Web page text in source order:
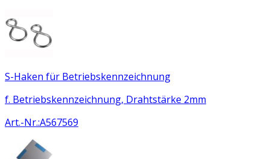
S-Haken für Betriebskennzeichnung
f. Betriebskennzeichnung, Drahtstärke 2mm
Art.-Nr.:A567569